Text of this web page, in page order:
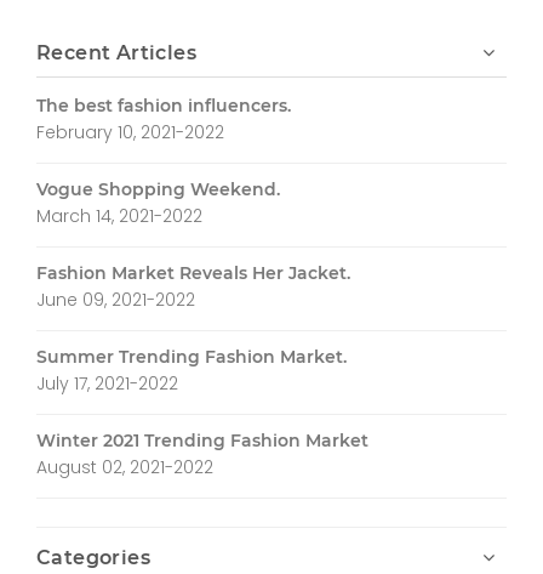
Recent Articles
The best fashion influencers.
February 10, 2021-2022
Vogue Shopping Weekend.
March 14, 2021-2022
Fashion Market Reveals Her Jacket.
June 09, 2021-2022
Summer Trending Fashion Market.
July 17, 2021-2022
Winter 2021 Trending Fashion Market
August 02, 2021-2022
Categories